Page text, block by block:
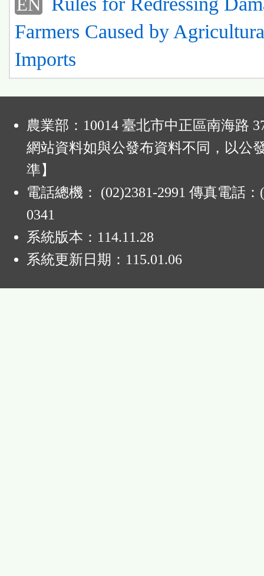
鈕
區
EN
Farmers Caused by
Imports
農業部：10014 臺北市中正區南海路
網站資料如與公發布資料不同，以公
準】
電話總機： (02)2381-2991 傳真電話：
0341
系統版本： 114.11.28
系統更新日期： 115.01.06